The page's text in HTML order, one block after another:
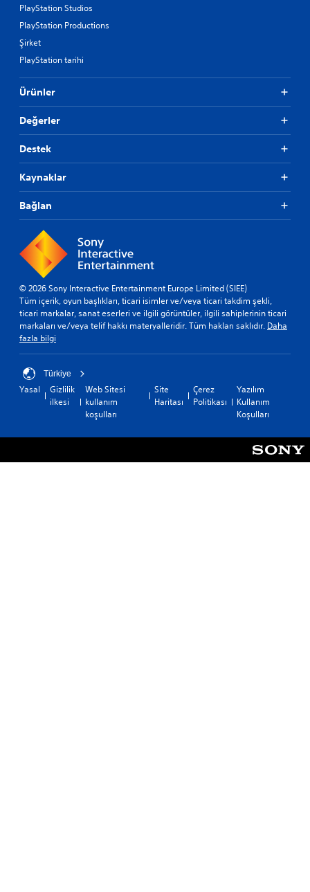
PlayStation Studios
PlayStation Productions
Şirket
PlayStation tarihi
Ürünler
Değerler
Destek
Kaynaklar
Bağlan
© 2026 Sony Interactive Entertainment Europe Limited (SIEE)
Tüm içerik, oyun başlıkları, ticari isimler ve/veya ticari takdim şekli,
ticari markalar, sanat eserleri ve ilgili görüntüler, ilgili sahiplerinin ticari
markaları ve/veya telif hakkı materyalleridir. Tüm hakları saklıdır. Daha
fazla bilgi
Türkiye
Yasal
Gizlilik
ilkesi
Web Sitesi
kullanım
koşulları
Site
Haritası
Çerez
Politikası
Yazılım
Kullanım
Koşulları